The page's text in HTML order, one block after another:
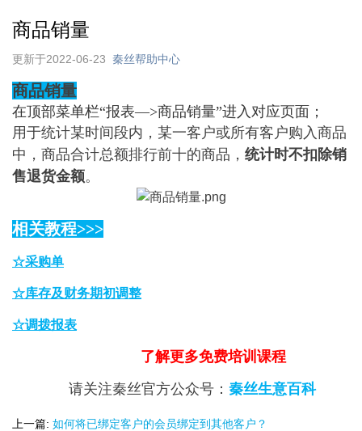
商品销量
更新于2022-06-23 秦丝帮助中心
商品销量
在顶部菜单栏“报表—>商品销量”进入对应页面；
用于统计某时间段内，某一客户或所有客户购入商品
中，商品合计总额排行前十的商品， 统计时不扣除销
售退货金额。
相关教程>>>
☆采购单
☆库存及财务期初调整
☆调拨报表
了解更多免费培训课程
请关注秦丝官方公众号： 秦丝生意百科
上一篇: 如何将已绑定客户的会员绑定到其他客户？